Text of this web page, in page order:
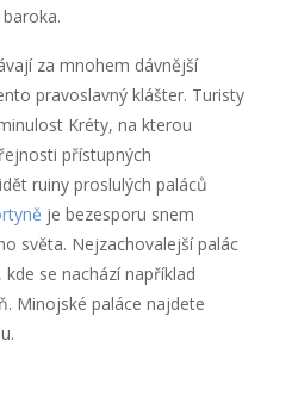
za mnohem dávnější
pravoslavný klášter. Turisty
Kréty, na kterou
přístupných
ruiny proslulých paláců
je bezesporu snem
světa. Nejzachovalejší palác
se nachází například
Minojské paláce najdete